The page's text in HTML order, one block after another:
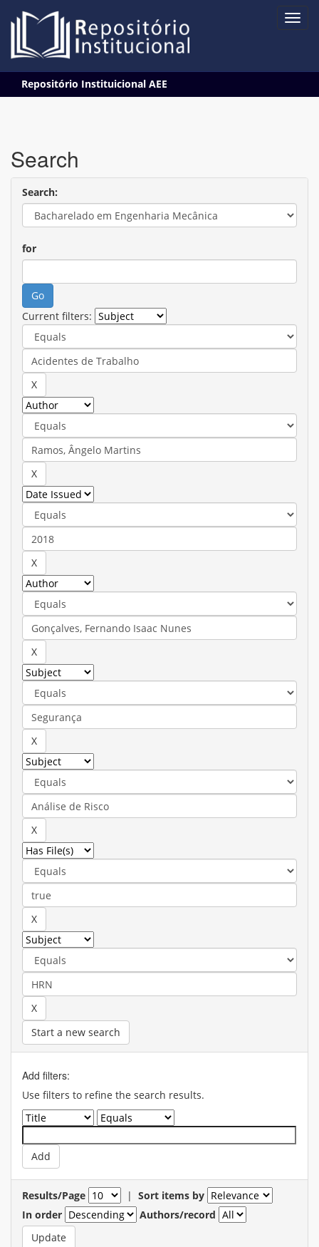
navigation
Repositório Instituicional AEE
Search
Search:
for
Current filters:
Start a new search
Add filters:
Use filters to refine the search results.
Results/Page | Sort items by
In order
Authors/record